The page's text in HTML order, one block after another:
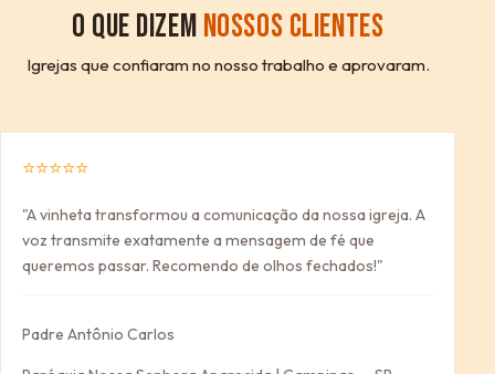
O QUE DIZEM NOSSOS CLIENTES
Igrejas que confiaram no nosso trabalho e aprovaram.
⭐⭐⭐⭐⭐
"A vinheta transformou a comunicação da nossa igreja. A
voz transmite exatamente a mensagem de fé que
queremos passar. Recomendo de olhos fechados!"
Padre Antônio Carlos